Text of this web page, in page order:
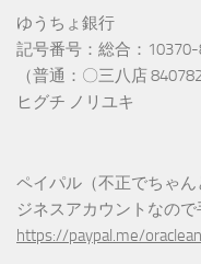
ゆうちょ銀行
記号番号：総合：10370-
（普通：〇三八店
ヒグチ ノリユキ
ペイパル（不正でちゃ
ジネスアカウントなので
https://paypal.me/